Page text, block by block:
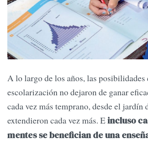
A lo largo de los años, las posibilidades
escolarización no dejaron de ganar
cada vez más temprano, desde el jardín
extendieron cada vez más. Eincluso
mentes se benefician de una